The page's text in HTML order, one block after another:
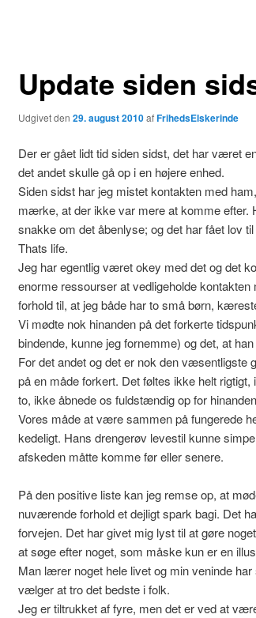
Update siden
Udgivet den 29. august 2010afFrihedsElskerinde
Der er gået lidt tid siden sidst, det har været
det andet skulle gå op i en højere enhed.
Siden sidst har jeg mistet kontakten med
mærke, at der ikke var mere at komme efter.
snakke om det åbenlyse; og det har fået lov til
Thats life.
Jeg har egentlig været okey med det og det
enorme ressourser at vedligeholde
forhold til, at jeg både har to små børn,
Vi mødte nok hinanden på det forkerte
bindende, kunne jeg fornemme) og det, at
For det andet og det er nok den væsentligste
på en måde forkert. Det føltes ikke helt
to, ikke åbnede os fuldstændig op for
Vores måde at være sammen på fungerede
kedeligt. Hans drengerøv levestil kunne
afskeden måtte komme før eller senere.
På den positive liste kan jeg remse op, at
nuværende forhold et dejligt spark bagi. Det
forvejen. Det har givet mig lyst til at gøre
at søge efter noget, som måske kun er en
Man lærer noget hele livet og min veninde
vælger at tro det bedste i folk.
Jeg er tiltrukket af fyre, men det er ved at